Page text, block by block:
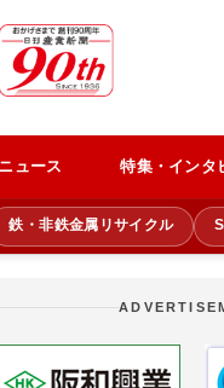
ュース 特集・インタ
鉄・非鉄金属リサイクル